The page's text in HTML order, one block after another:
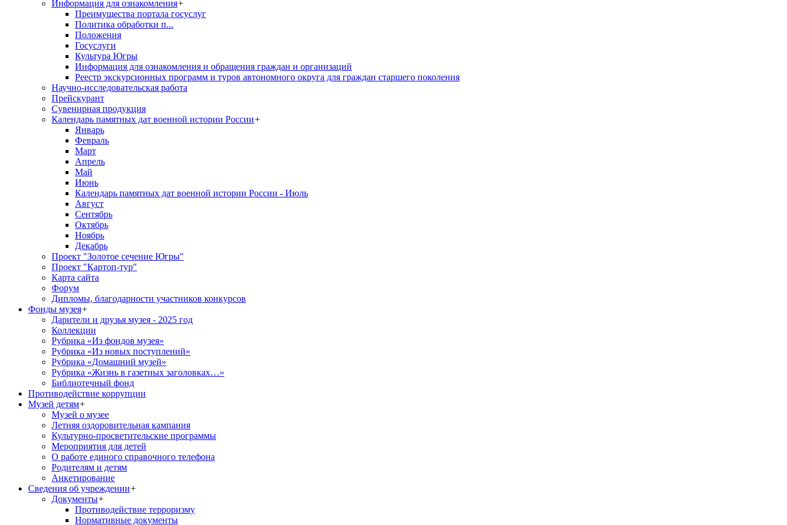
Информация для ознакомления+
Преимущества портала госуслуг
Политика обработки п...
Положения
Госуслуги
Культура Югры
Информация для ознакомления и обращения граждан и организаций
Реестр экскурсионных программ и туров автономного округа для граждан старшего поколения
Научно-исследовательская работа
Прейскурант
Сувенирная продукция
Календарь памятных дат военной истории России+
Январь
Февраль
Март
Апрель
Май
Июнь
Календарь памятных дат военной истории России - Июль
Август
Сентябрь
Октябрь
Ноябрь
Декабрь
Проект "Золотое сечение Югры"
Проект "Картоп-тур"
Карта сайта
Форум
Дипломы, благодарности участников конкурсов
Фонды музея+
Дарители и друзья музея - 2025 год
Коллекции
Рубрика «Из фондов музея»
Рубрика «Из новых поступлений»
Рубрика «Домашний музей»
Рубрика «Жизнь в газетных заголовках…»
Библиотечный фонд
Противодействие коррупции
Музей детям+
Музей о музее
Летняя оздоровительная кампания
Культурно-просветительские программы
Мероприятия для детей
О работе единого справочного телефона
Родителям и детям
Анкетирование
Сведения об учреждении+
Документы+
Противодействие терроризму
Нормативные документы